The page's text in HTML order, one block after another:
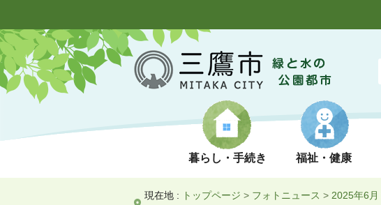
暮らし・手続き 福祉・健康
現在地 : トップページ > フォトニュース > 2025年6月